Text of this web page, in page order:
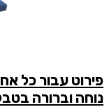
פירוט עבור כל
נוחה וברורה